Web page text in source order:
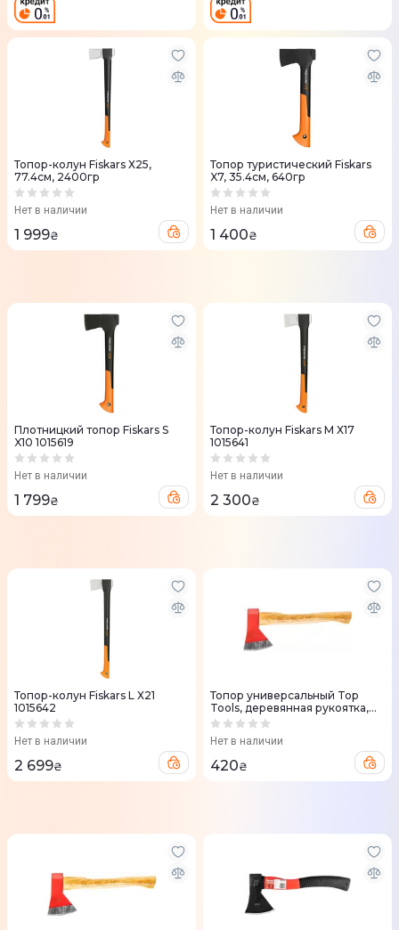
Топор-колун Fiskars Х25,
77.4см, 2400гр
Нет в наличии
1 999₴
Топор туристический Fiskars
X7, 35.4см, 640гр
Нет в наличии
1 400₴
Плотницкий топор Fiskars S
X10 1015619
Нет в наличии
1 799₴
Топор-колун Fiskars M Х17
1015641
Нет в наличии
2 300₴
Топор-колун Fiskars L Х21
1015642
Нет в наличии
2 699₴
Топор универсальный Top
Tools, деревянная рукоятка,
40см, 800гр
Нет в наличии
420₴